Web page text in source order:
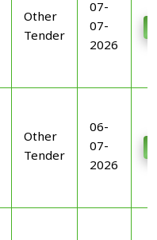
Other
Tender
07-
07-
2026
Other
Tender
06-
07-
2026